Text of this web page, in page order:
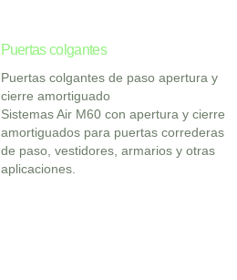
Puertas colgantes
Puertas colgantes de paso apertura y
cierre amortiguado
Sistemas Air M60 con apertura y cierre
amortiguados para puertas correderas
de paso, vestidores, armarios y otras
aplicaciones.